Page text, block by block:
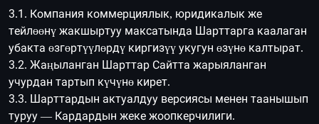
3.1. Компания коммерциялык, юридикалык же
тейлөөнү жакшыртуу максатында Шарттарга каалаган
убакта өзгөртүүлөрдү киргизүү укугун өзүнө калтырат.
3.2. Жаңыланган Шарттар Сайтта жарыяланган
учурдан тартып күчүнө кирет.
3.3. Шарттардын актуалдуу версиясы менен таанышып
туруу — Кардардын жеке жоопкерчилиги.